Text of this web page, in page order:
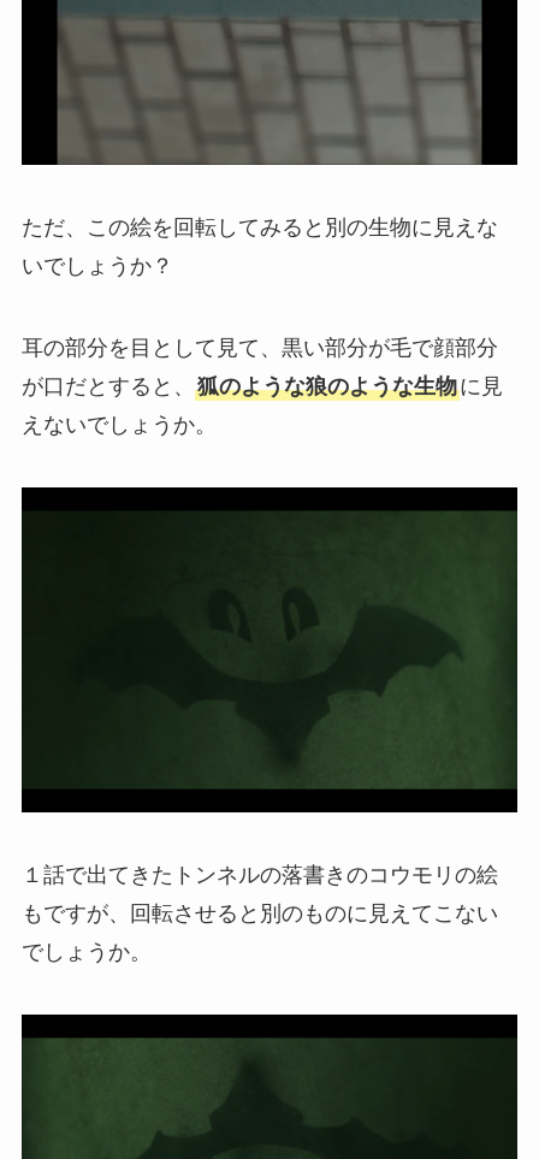
ただ、この絵を回転してみると別の生物に見えな
いでしょうか？
耳の部分を目として見て、黒い部分が毛で顔部分
が口だとすると、 狐のような狼のような生物に見
えないでしょうか。
１話で出てきたトンネルの落書きのコウモリの絵
もですが、回転させると別のものに見えてこない
でしょうか。